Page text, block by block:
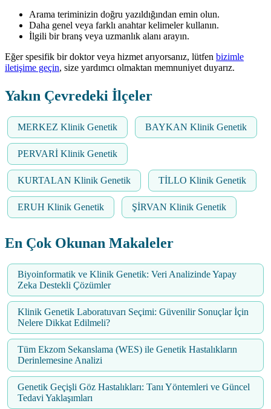
Arama teriminizin doğru yazıldığından emin olun.
Daha genel veya farklı anahtar kelimeler kullanın.
İlgili bir branş veya uzmanlık alanı arayın.
Eğer spesifik bir doktor veya hizmet arıyorsanız, lütfen bizimle
iletişime geçin, size yardımcı olmaktan memnuniyet duyarız.
Yakın Çevredeki İlçeler
MERKEZ Klinik Genetik BAYKAN Klinik Genetik
PERVARİ Klinik Genetik
KURTALAN Klinik Genetik TİLLO Klinik Genetik
ERUH Klinik Genetik ŞİRVAN Klinik Genetik
En Çok Okunan Makaleler
Biyoinformatik ve Klinik Genetik: Veri Analizinde Yapay
Zeka Destekli Çözümler
Klinik Genetik Laboratuvarı Seçimi: Güvenilir Sonuçlar İçin
Nelere Dikkat Edilmeli?
Tüm Ekzom Sekanslama (WES) ile Genetik Hastalıkların
Derinlemesine Analizi
Genetik Geçişli Göz Hastalıkları: Tanı Yöntemleri ve Güncel
Tedavi Yaklaşımları